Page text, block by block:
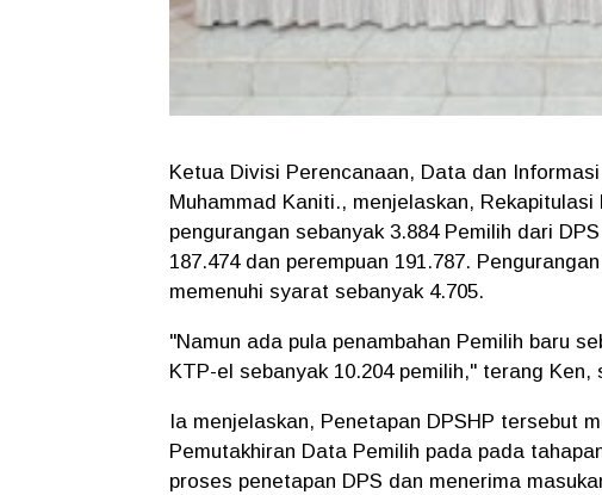
Ketua Divisi Perencanaan, Data dan
Muhammad Kaniti., menjelaskan,
pengurangan sebanyak 3.884 Pemilih dari
187.474 dan perempuan 191.787.
memenuhi syarat sebanyak 4.705.
"Namun ada pula penambahan Pemilih baru
KTP-el sebanyak 10.204 pemilih," terang Ken,
Ia menjelaskan, Penetapan DPSHP tersebut
Pemutakhiran Data Pemilih pada pada
proses penetapan DPS dan menerima